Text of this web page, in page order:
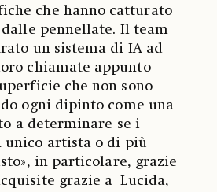
che hanno catturato
pennellate. Il team
un sistema di IA ad
chiamate appunto
che non sono
ogni dipinto come una
a determinare se i
unico artista o di più
in particolare, grazie
grazie a Lucida,